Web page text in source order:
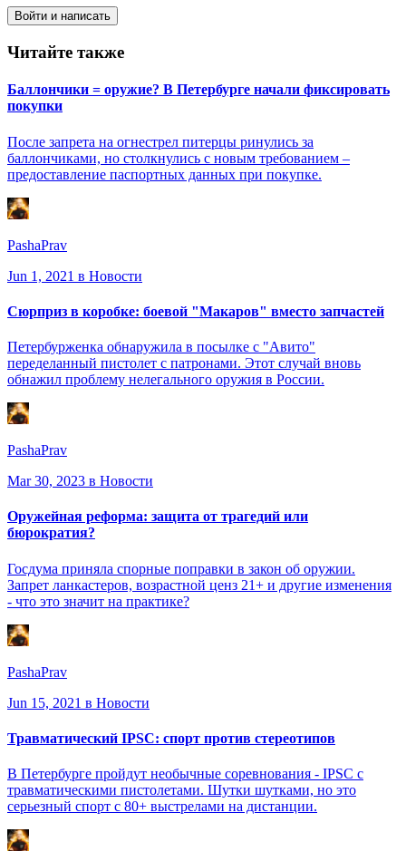
Войти и написать
Читайте также
Баллончики = оружие? В Петербурге начали фиксировать
покупки
После запрета на огнестрел питерцы ринулись за
баллончиками, но столкнулись с новым требованием –
предоставление паспортных данных при покупке.
PashaPrav
Jun 1, 2021 в Новости
Сюрприз в коробке: боевой "Макаров" вместо запчастей
Петербурженка обнаружила в посылке с "Авито"
переделанный пистолет с патронами. Этот случай вновь
обнажил проблему нелегального оружия в России.
PashaPrav
Mar 30, 2023 в Новости
Оружейная реформа: защита от трагедий или
бюрократия?
Госдума приняла спорные поправки в закон об оружии.
Запрет ланкастеров, возрастной ценз 21+ и другие изменения
- что это значит на практике?
PashaPrav
Jun 15, 2021 в Новости
Травматический IPSC: спорт против стереотипов
В Петербурге пройдут необычные соревнования - IPSC с
травматическими пистолетами. Шутки шутками, но это
серьезный спорт с 80+ выстрелами на дистанции.